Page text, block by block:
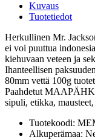
Kuvaus
Tuotetiedot
Herkullinen Mr.
ei voi puuttua
kiehuvaan veteen ja
Ihanteellisen
80mm vettä 100g
Paahdetut
sipuli, etikka,
Tuotekoodi:
Alkuperämaa: